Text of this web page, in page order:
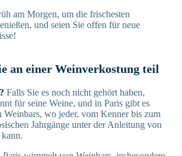
am Morgen, um die frischesten
und seien Sie offen für neue
an einer Weinverkostung teil
Falls Sie es noch nicht gehört haben,
für seine Weine, und in Paris gibt es
Weinbars, wo jeder, vom Kenner bis zum
Jahrgänge unter der Anleitung von